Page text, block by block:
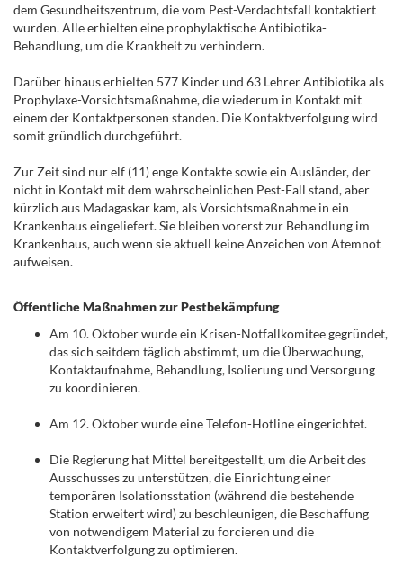
dem Gesundheitszentrum, die vom Pest-Verdachtsfall kontaktiert
wurden. Alle erhielten eine prophylaktische Antibiotika-
Behandlung, um die Krankheit zu verhindern.
Darüber hinaus erhielten 577 Kinder und 63 Lehrer Antibiotika als
Prophylaxe-Vorsichtsmaßnahme, die wiederum in Kontakt mit
einem der Kontaktpersonen standen. Die Kontaktverfolgung wird
somit gründlich durchgeführt.
Zur Zeit sind nur elf (11) enge Kontakte sowie ein Ausländer, der
nicht in Kontakt mit dem wahrscheinlichen Pest-Fall stand, aber
kürzlich aus Madagaskar kam, als Vorsichtsmaßnahme in ein
Krankenhaus eingeliefert. Sie bleiben vorerst zur Behandlung im
Krankenhaus, auch wenn sie aktuell keine Anzeichen von Atemnot
aufweisen.
Öffentliche Maßnahmen zur Pestbekämpfung
Am 10. Oktober wurde ein Krisen-Notfallkomitee gegründet,
das sich seitdem täglich abstimmt, um die Überwachung,
Kontaktaufnahme, Behandlung, Isolierung und Versorgung
zu koordinieren.
Am 12. Oktober wurde eine Telefon-Hotline eingerichtet.
Die Regierung hat Mittel bereitgestellt, um die Arbeit des
Ausschusses zu unterstützen, die Einrichtung einer
temporären Isolationsstation (während die bestehende
Station erweitert wird) zu beschleunigen, die Beschaffung
von notwendigem Material zu forcieren und die
Kontaktverfolgung zu optimieren.